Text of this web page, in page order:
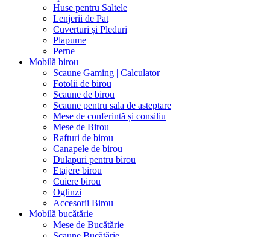
Huse pentru Saltele
Lenjerii de Pat
Cuverturi și Pleduri
Plapume
Perne
Mobilă birou
Scaune Gaming | Calculator
Fotolii de birou
Scaune de birou
Scaune pentru sala de asteptare
Mese de conferintă și consiliu
Mese de Birou
Rafturi de birou
Canapele de birou
Dulapuri pentru birou
Etajere birou
Cuiere birou
Oglinzi
Accesorii Birou
Mobilă bucătărie
Mese de Bucătărie